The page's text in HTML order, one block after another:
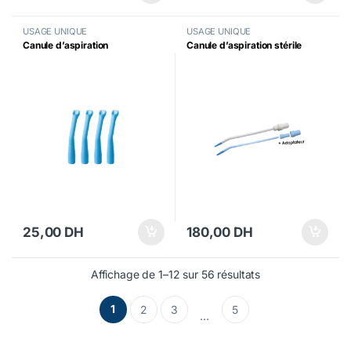
USAGE UNIQUE
Canule d’aspiration
25,00 DH
USAGE UNIQUE
Canule d’aspiration stérile
180,00 DH
Affichage de 1–12 sur 56 résultats
1 2 3 … 5